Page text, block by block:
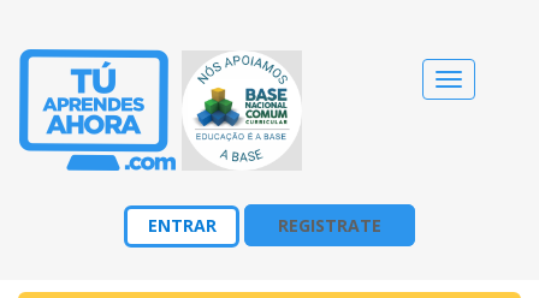
Cambiar
navegación
ENTRAR REGISTRATE